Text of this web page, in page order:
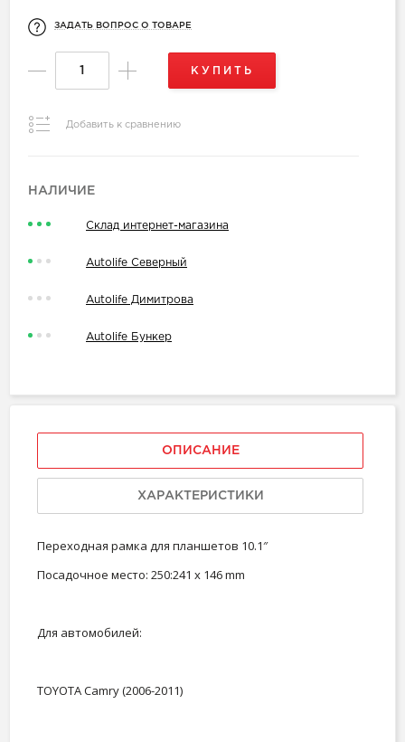
ЗАДАТЬ ВОПРОС О ТОВАРЕ
КУПИТЬ
Добавить к сравнению
НАЛИЧИЕ
Склад интернет-магазина
Autolife Северный
Autolife Димитрова
Autolife Бункер
ОПИСАНИЕ
ХАРАКТЕРИСТИКИ
Переходная рамка для планшетов 10.1″
Посадочное место: 250:241 x 146 mm
Для автомобилей:
TOYOTA Camry (2006-2011)